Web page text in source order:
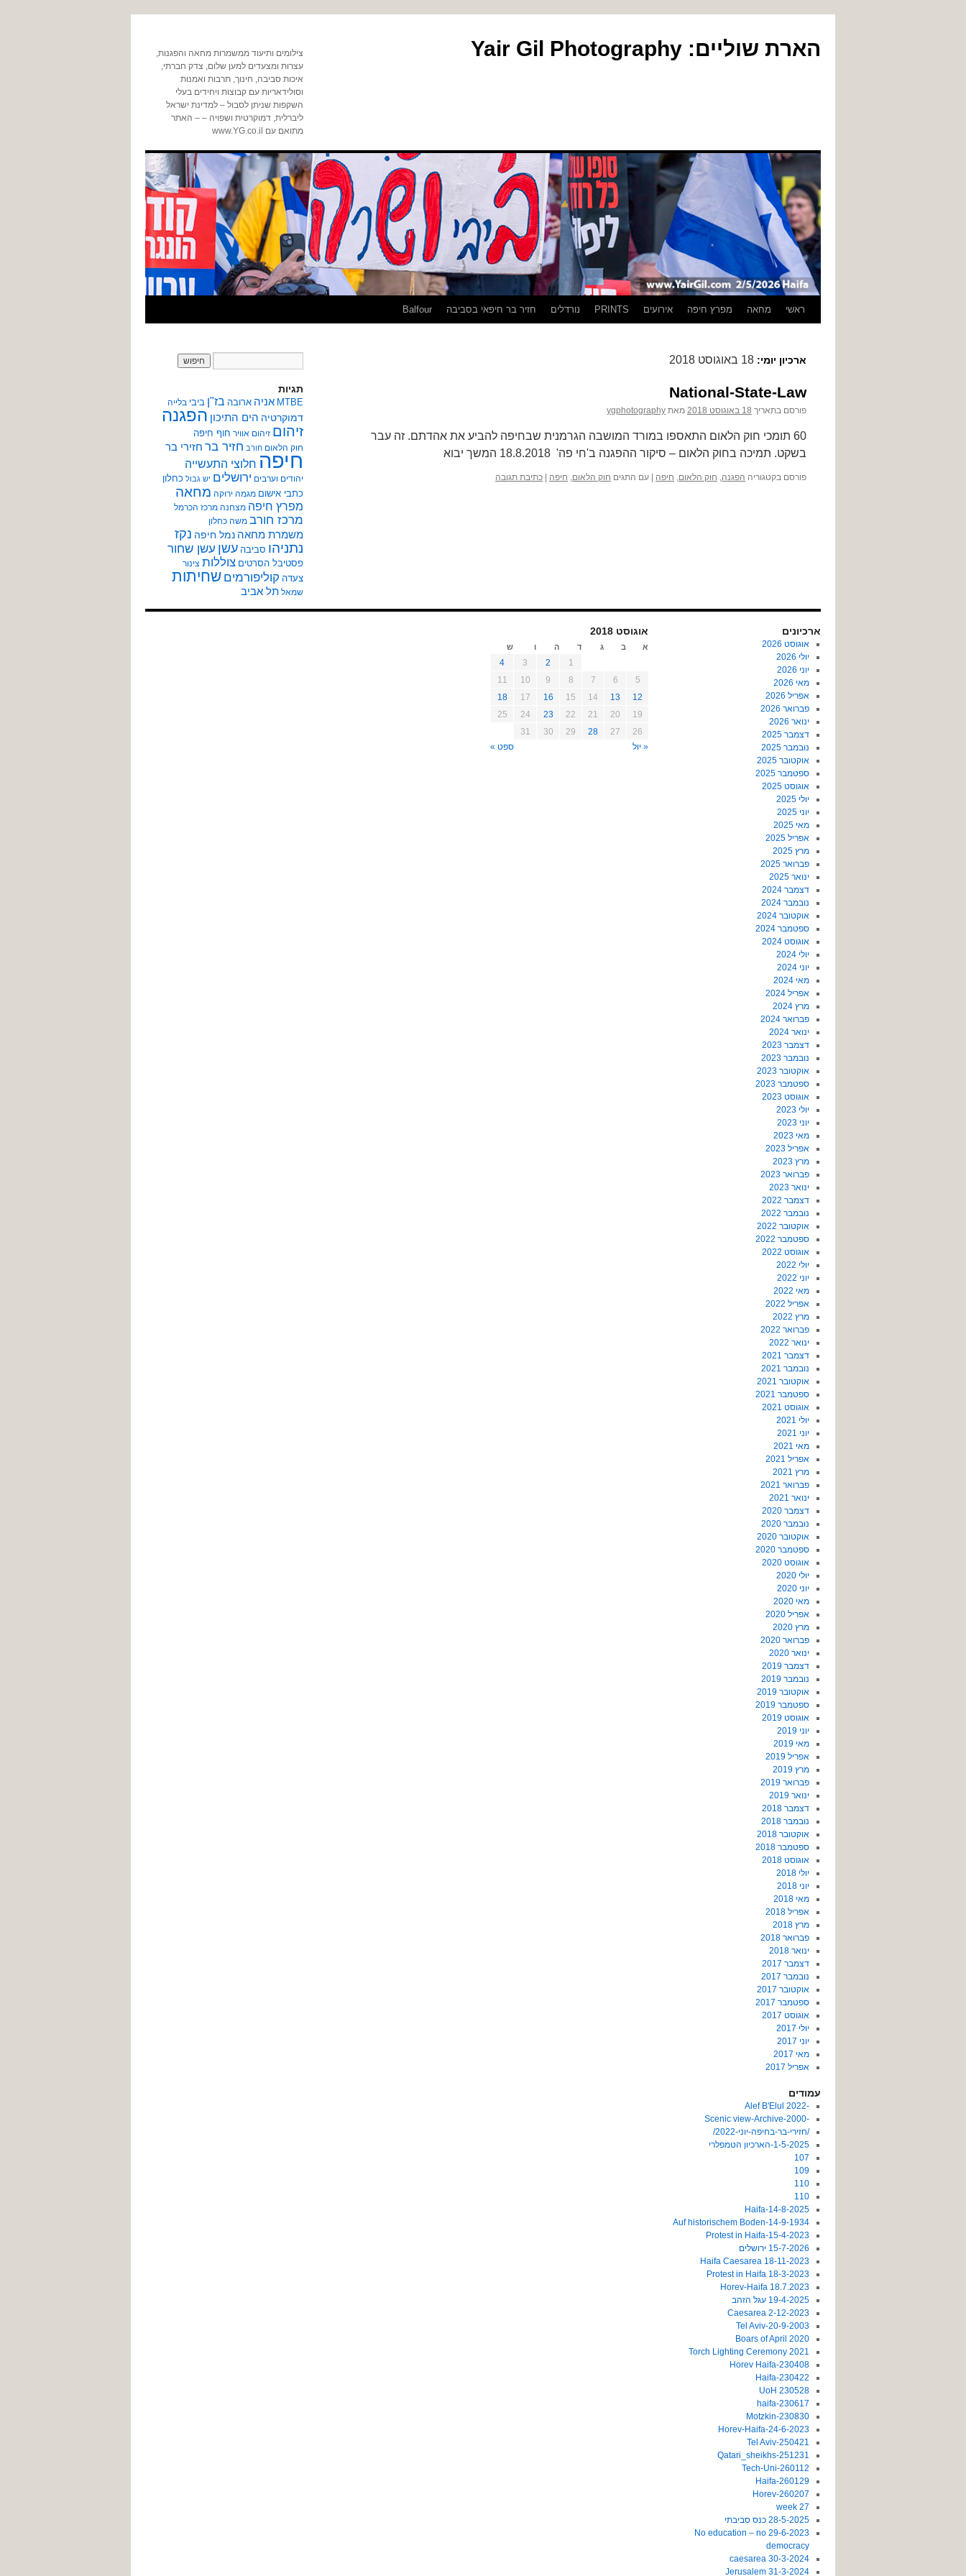
הארת שוליים: Yair Gil Photography
צילומים ותיעוד ממשמרות מחאה והפגנות,
עצרות ומצעדים למען שלום, צדק חברתי,
איכות סביבה, חינוך, תרבות ואמנות
וסולידאריות עם קבוצות ויחידים בעלי
השקפות שניתן לסבול – למדינת ישראל
ליברלית, דמוקרטית ושפויה – – האתר
מתואם עם www.YG.co.il
לדלגראשי מחאה מפרץ חיפה אירועים PRINTS נורדלים חזיר בר חיפאי בסביבה Balfour
ארכיון יומי: 18 באוגוסט 2018
National-State-Law
פורסם בתאריך 18 באוגוסט 2018 מאת ygphotography
60 תומכי חוק הלאום התאספו במורד המושבה הגרמנית שבחיפה להביע את אהדתם. זה עבר
בשקט. תמיכה בחוק הלאום – סיקור ההפגנה ב'חי פה' 18.8.2018 המשך יבוא
פורסם בקטגוריה הפגנה, חוק הלאום, חיפה עם התגים חוק הלאום, חיפה כתיבת תגובה
תגיות
MTBE אניה ארובה בז"ן ביבי בלייה
דמוקרטיה הים התיכון הפגנה
זיהום זיהום אוויר חוף חיפה
חוק הלאום חורב חזיר בר חזירי בר
חיפה חלוצי התעשייה
יהודים וערבים ירושלים יש גבול כחלון
כתבי אישום מגמה ירוקה מחאה
מפרץ חיפה מצחנה מרכז הכרמל
מרכז חורב משה כחלון
משמרת מחאה נמל חיפה נקז
נתניהו סביבה עשן עשן שחור
פסטיבל הסרטים צוללות צינור
צעדה קוליפורמים שחיתות
שמאל תל אביב
ארכיונים
אוגוסט 2026
יולי 2026
יוני 2026
מאי 2026
אפריל 2026
פברואר 2026
ינואר 2026
דצמבר 2025
נובמבר 2025
אוקטובר 2025
ספטמבר 2025
אוגוסט 2025
יולי 2025
יוני 2025
מאי 2025
אפריל 2025
מרץ 2025
פברואר 2025
ינואר 2025
דצמבר 2024
נובמבר 2024
אוקטובר 2024
ספטמבר 2024
אוגוסט 2024
יולי 2024
יוני 2024
מאי 2024
אפריל 2024
מרץ 2024
פברואר 2024
ינואר 2024
דצמבר 2023
נובמבר 2023
אוקטובר 2023
ספטמבר 2023
אוגוסט 2023
יולי 2023
יוני 2023
מאי 2023
אפריל 2023
מרץ 2023
פברואר 2023
ינואר 2023
דצמבר 2022
נובמבר 2022
אוקטובר 2022
ספטמבר 2022
אוגוסט 2022
יולי 2022
יוני 2022
מאי 2022
אפריל 2022
מרץ 2022
פברואר 2022
ינואר 2022
דצמבר 2021
נובמבר 2021
אוקטובר 2021
ספטמבר 2021
אוגוסט 2021
יולי 2021
יוני 2021
מאי 2021
אפריל 2021
מרץ 2021
פברואר 2021
ינואר 2021
דצמבר 2020
נובמבר 2020
אוקטובר 2020
ספטמבר 2020
אוגוסט 2020
יולי 2020
יוני 2020
מאי 2020
אפריל 2020
מרץ 2020
פברואר 2020
ינואר 2020
דצמבר 2019
נובמבר 2019
אוקטובר 2019
ספטמבר 2019
אוגוסט 2019
יוני 2019
מאי 2019
אפריל 2019
מרץ 2019
פברואר 2019
ינואר 2019
דצמבר 2018
נובמבר 2018
אוקטובר 2018
ספטמבר 2018
אוגוסט 2018
יולי 2018
יוני 2018
מאי 2018
אפריל 2018
מרץ 2018
פברואר 2018
ינואר 2018
דצמבר 2017
נובמבר 2017
אוקטובר 2017
ספטמבר 2017
אוגוסט 2017
יולי 2017
יוני 2017
מאי 2017
אפריל 2017
עמודים
-2022 Alef B'Elul
-Scenic view-Archive-2000
/חזירי-בר-בחיפה-יוני-2022/
1-5-2025-הארכיון הטמפלרי
107
109
110
110
14-8-2025-Haifa
14-9-1934-Auf historischem Boden
15-4-2023-Protest in Haifa
15-7-2026 ירושלים
18-11-2023 Haifa Caesarea
18-3-2023 Protest in Haifa
18.7.2023 Horev-Haifa
19-4-2025 עגל הזהב
2-12-2023 Caesarea
20-9-2003-Tel Aviv
2020 Boars of April
2021 Torch Lighting Ceremony
230408-Horev Haifa
230422-Haifa
230528 UoH
230617-haifa
230830-Motzkin
24-6-2023-Horev-Haifa
250421-Tel Aviv
251231-Qatari_sheikhs
260112-Tech-Uni
260129-Haifa
260207-Horev
27 week
28-5-2025 כנס סביבתי
29-6-2023 No education – no
democracy
30-3-2024 caesarea
31-3-2024 Jerusalem
אוגוסט 2018
א ב ג ד ה ו ש
1
2
3
4
5
6
7
8
9
10
11
12
13
14
15
16
17
18
19
20
21
22
23
24
25
26
27
28
29
30
31
« יול
ספט »